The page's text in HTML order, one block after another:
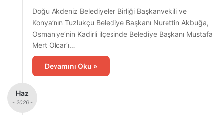
Doğu Akdeniz Belediyeler Birliği Başkanvekili ve
Konya’nın Tuzlukçu Belediye Başkanı Nurettin Akbuğa,
Osmaniye‘nin Kadirli ilçesinde Belediye Başkanı Mustafa
Mert Olcar‘ı…
Devamını Oku »
Haz
- 2026 -